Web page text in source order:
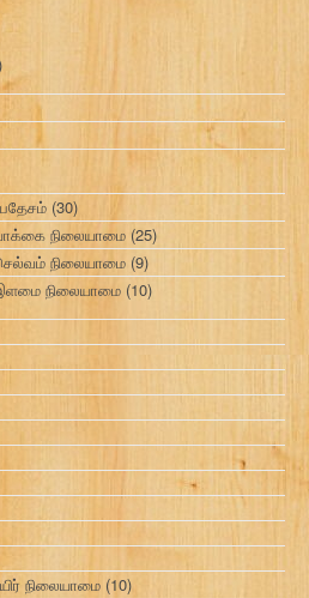
(30)
நிலையாமை (25)
நிலையாமை (9)
நிலையாமை (10)
நிலையாமை (10)